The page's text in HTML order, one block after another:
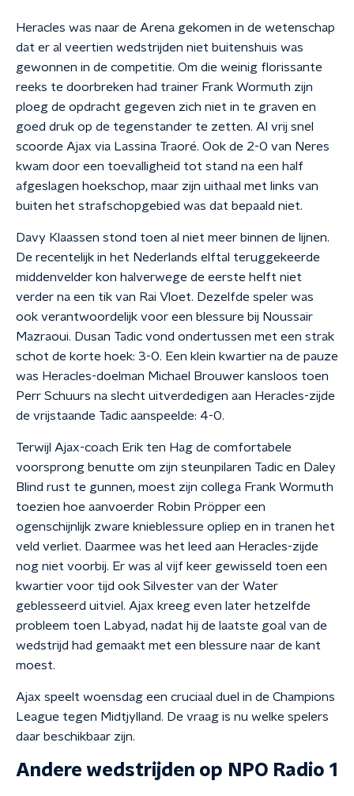
Heracles was naar de Arena gekomen in de wetenschap
dat er al veertien wedstrijden niet buitenshuis was
gewonnen in de competitie. Om die weinig florissante
reeks te doorbreken had trainer Frank Wormuth zijn
ploeg de opdracht gegeven zich niet in te graven en
goed druk op de tegenstander te zetten. Al vrij snel
scoorde Ajax via Lassina Traoré. Ook de 2-0 van Neres
kwam door een toevalligheid tot stand na een half
afgeslagen hoekschop, maar zijn uithaal met links van
buiten het strafschopgebied was dat bepaald niet.
Davy Klaassen stond toen al niet meer binnen de lijnen.
De recentelijk in het Nederlands elftal teruggekeerde
middenvelder kon halverwege de eerste helft niet
verder na een tik van Rai Vloet. Dezelfde speler was
ook verantwoordelijk voor een blessure bij Noussair
Mazraoui. Dusan Tadic vond ondertussen met een strak
schot de korte hoek: 3-0. Een klein kwartier na de pauze
was Heracles-doelman Michael Brouwer kansloos toen
Perr Schuurs na slecht uitverdedigen aan Heracles-zijde
de vrijstaande Tadic aanspeelde: 4-0.
Terwijl Ajax-coach Erik ten Hag de comfortabele
voorsprong benutte om zijn steunpilaren Tadic en Daley
Blind rust te gunnen, moest zijn collega Frank Wormuth
toezien hoe aanvoerder Robin Pröpper een
ogenschijnlijk zware knieblessure opliep en in tranen het
veld verliet. Daarmee was het leed aan Heracles-zijde
nog niet voorbij. Er was al vijf keer gewisseld toen een
kwartier voor tijd ook Silvester van der Water
geblesseerd uitviel. Ajax kreeg even later hetzelfde
probleem toen Labyad, nadat hij de laatste goal van de
wedstrijd had gemaakt met een blessure naar de kant
moest.
Ajax speelt woensdag een cruciaal duel in de Champions
League tegen Midtjylland. De vraag is nu welke spelers
daar beschikbaar zijn.
Andere wedstrijden op NPO Radio 1